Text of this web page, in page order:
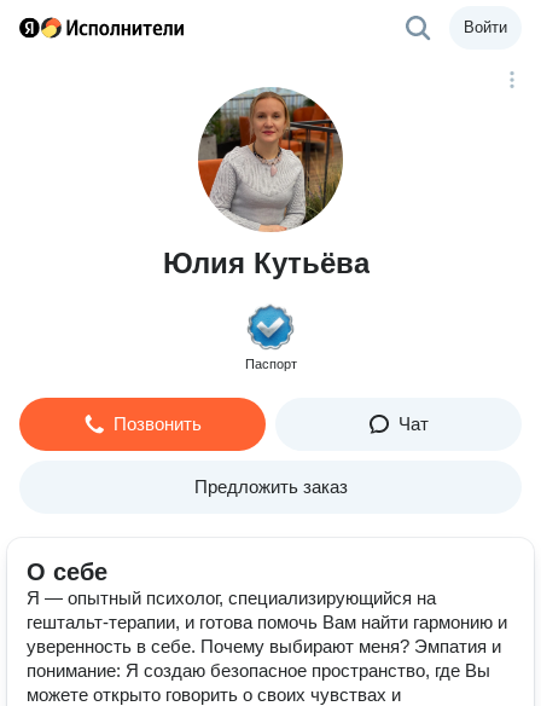
Войти
Юлия Кутьёва
Паспорт
Позвонить Чат
Предложить заказ
О себе
Я — опытный психолог, специализирующийся на
гештальт-терапии, и готова помочь Вам найти гармонию и
уверенность в себе. Почему выбирают меня? Эмпатия и
понимание: Я создаю безопасное пространство, где Вы
можете открыто говорить о своих чувствах и